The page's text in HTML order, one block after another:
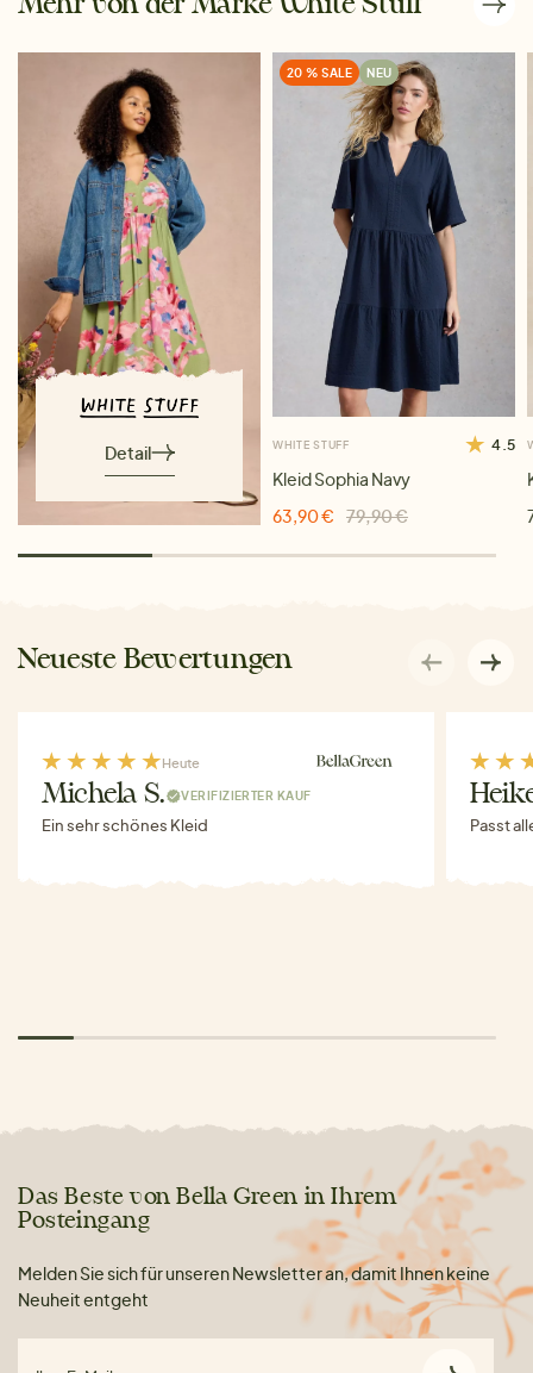
Detail
20 % SALE NEU
WHITE STUFF 4.5
Kleid Sophia Navy
63,90 €
79,90 €
Neueste Bewertungen
Heute
Michela S. VERIFIZIERTER KAUF
Ein sehr schönes Kleid Passt
Das Beste von Bella Green in Ihrem
Posteingang
Melden Sie sich für unseren Newsletter an, damit Ihnen keine
Neuheit entgeht